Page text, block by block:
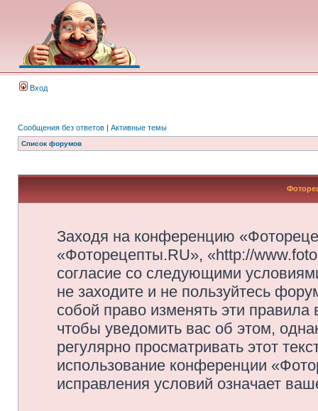
Вход
Сообщения без ответов | Активные темы
Список форумов
Заходя на конференцию
«Фоторецепты.RU», «http://
согласие со следующими
не заходите и не пользуйтесь
собой право изменять эти
чтобы уведомить вас об этом,
регулярно просматривать этот
использование конференции
исправления условий означает